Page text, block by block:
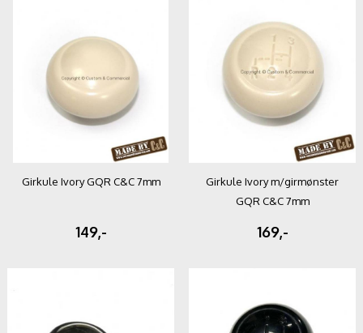
Girkule Ivory GQR C&C 7mm
149,-
Girkule Ivory m/girmønster
GQR C&C 7mm
169,-